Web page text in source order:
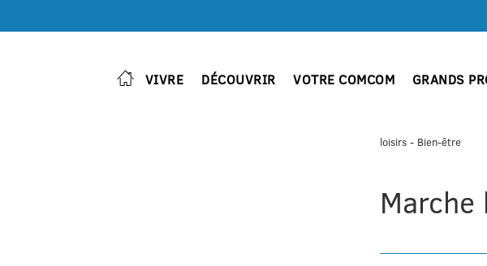
VIVRE DÉCOUVRIR VOTRE COMCOM GRANDS
loisirs- Bien-être